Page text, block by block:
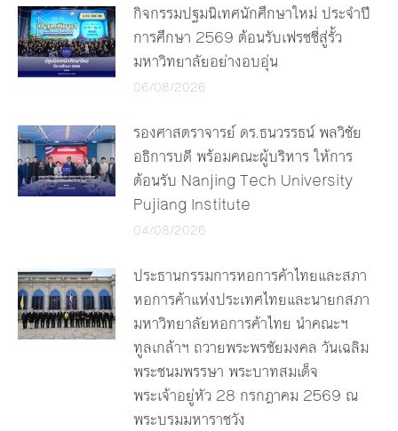
กิจกรรมปฐมนิเทศนักศึกษาใหม่ ประจำปี
การศึกษา 2569 ต้อนรับเฟรชชี่สู่รั้ว
มหาวิทยาลัยอย่างอบอุ่น
06/08/2026
รองศาสตราจารย์ ดร.ธนวรรธน์ พลวิชัย
อธิการบดี พร้อมคณะผู้บริหาร ให้การ
ต้อนรับ Nanjing Tech University
Pujiang Institute
04/08/2026
ประธานกรรมการหอการค้าไทยและสภา
หอการค้าแห่งประเทศไทยและนายกสภา
มหาวิทยาลัยหอการค้าไทย นำคณะฯ
ทูลเกล้าฯ ถวายพระพรชัยมงคล วันเฉลิม
พระชนมพรรษา พระบาทสมเด็จ
พระเจ้าอยู่หัว 28 กรกฎาคม 2569 ณ
พระบรมมหาราชวัง